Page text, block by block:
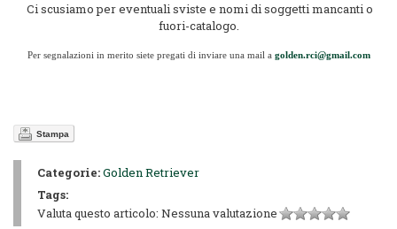
Ci scusiamo per eventuali sviste e nomi di soggetti mancanti o
fuori-catalogo.
Per segnalazioni in merito siete pregati di inviare una mail a golden.rci@gmail.com
Stampa
Categorie:Golden Retriever
Tags:
Valuta questo articolo: Nessuna valutazione